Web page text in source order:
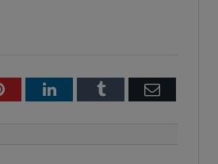
PinterestLinkedInTumblr Email